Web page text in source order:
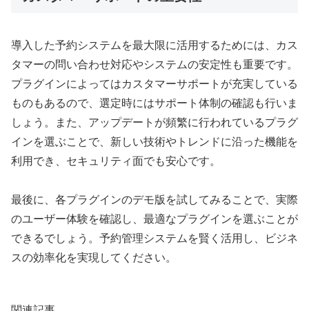
導入した予約システムを最大限に活用するためには、カス
タマーの問い合わせ対応やシステムの安定性も重要です。
プラグインによってはカスタマーサポートが充実している
ものもあるので、選定時にはサポート体制の確認も行いま
しょう。また、アップデートが頻繁に行われているプラグ
インを選ぶことで、新しい技術やトレンドに沿った機能を
利用でき、セキュリティ面でも安心です。
最後に、各プラグインのデモ版を試してみることで、実際
のユーザー体験を確認し、最適なプラグインを選ぶことが
できるでしょう。予約管理システムを賢く活用し、ビジネ
スの効率化を実現してください。